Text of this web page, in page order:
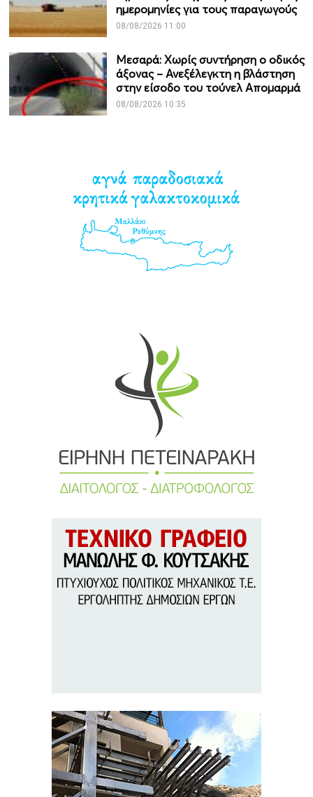
ημερομηνίες για τους παραγωγούς
08/08/2026 11:00
Μεσαρά: Χωρίς συντήρηση ο οδικός
άξονας – Ανεξέλεγκτη η βλάστηση
στην είσοδο του τούνελ Απομαρμά
08/08/2026 10:35